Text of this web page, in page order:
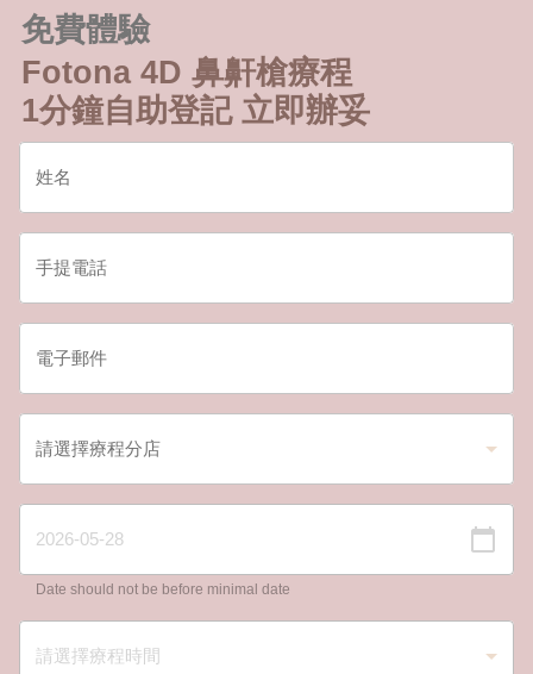
免費體驗
Fotona 4D 鼻鼾槍療程
1分鐘自助登記 立即辦妥
Date should not be before minimal date